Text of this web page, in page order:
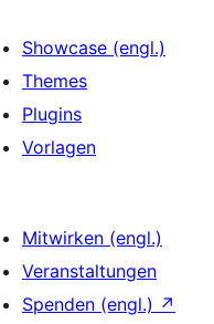
Showcase (engl.)
Themes
Plugins
Vorlagen
Mitwirken (engl.)
Veranstaltungen
Spenden (engl.) ↗